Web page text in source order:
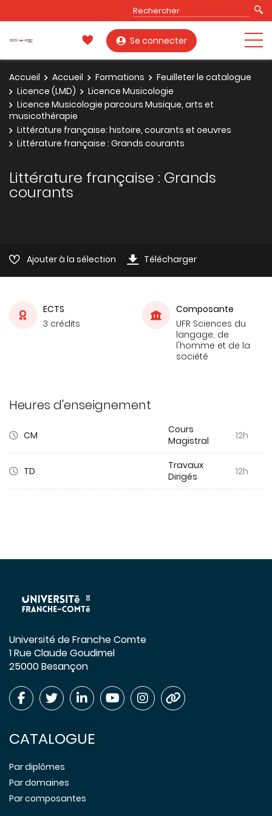
Se connecter
Accueil Accueil Formations
Feuilleter le catalogue
Licence (LMD)
Licence Musicologie
Licence Musicologie parcours Musique, arts et
musicothérapie
Littérature française: histoire, courants et oeuvres
Littérature française : Grands courants
Littérature française : Grands
courants
Ajouter à la sélection Télécharger
ECTS
3 crédits
Composante
UFR Sciences du
langage, de
l'homme et de la
société
Heures d'enseignement
CM
Cours
Magistral
12h
TD
Travaux
Dirigés
12h
Université de Franche Comte
1 Rue Claude Goudimel
25000 Besançon
CATALOGUE
Par diplômes
Par domaines
Par composantes